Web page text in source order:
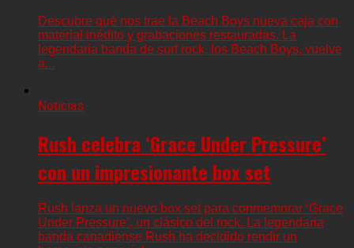
Descubre qué nos trae la Beach Boys nueva caja con
material inédito y grabaciones restauradas. La
legendaria banda de surf rock, los Beach Boys, vuelve
a...
Noticias
Rush celebra ‘Grace Under Pressure’
con un impresionante box set
Rush lanza un nuevo box set para conmemorar ‘Grace
Under Pressure’, un clásico del rock. La legendaria
banda canadiense Rush ha decidido rendir un